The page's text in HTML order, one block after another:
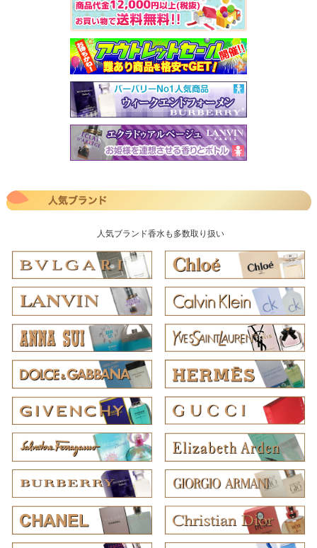
人気ブランド香水も多数取り扱い